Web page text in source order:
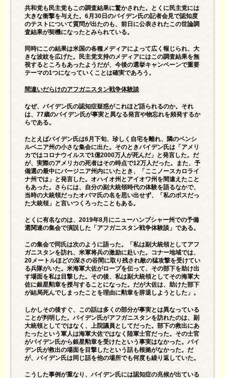
共和党も民主党もこの調査結果に驚かされた。とくに民主党には
大きな衝撃を与えた。6月30日のバイデン氏の記者会見で認知度
のテストについて質問が出たのも、前日に公表されたこの世論調
査結果が契機になったとみられている。
同時にこの結果は米国の各種メディアによって広く報じられ、大
きな波紋を広げた。民主党支持のメディアにはこの調査結果を無
視するところもあったようだが、今後の選挙キャンペーンで重要
テーマの1つになっていくことは確実であろう。
間違いだらけのアフガニスタン戦争体験談
なぜ、バイデン氏の認知症疑惑がこれほど語られるのか。それ
は、77歳のバイデン氏が事実と異なる発言や物忘れを頻発するか
らである。
たとえばバイデン氏は6月下旬、珍しく自宅を離れ、隣のペンシ
ルベニア州の小さな集会に出た。そのときバイデン氏は「アメリ
カではコロナウイルスで1億2000万人が死んだ」と発言した。だ
が、実際のアメリカの死者はその時点で12万人だった。また、予
備選の最中にバージニア州内にいたとき、「ここノースカロライ
ナ州では」と発言した。オハイオ州とアイオワ州を間違えたこと
もあった。さらには、自分の副大統領時代の体験を語るなかで、
当時の大統領だったオバマ氏の名を思い出せず、「私のボスだっ
た大統領」と言いつくろったこともある。
とくに有名なのは、2019年8月にニューハンプシャー州での予備
選関連の集会で演説した「アフガニスタン戦争体験談」である。
この集会で同氏は次のように語った。「私は副大統領としてアフ
ガニスタンを訪れ、米軍将兵の激励に赴いた。コナー地域では、
20メートルほどの深さの谷間に取り残され敵の猛攻撃を受けてい
る兵隊がいた。米海軍大佐がロープを伝って、その部下を助け出
す場面を私は目撃した。その後、私は副大統領としてその海軍大
佐に銀星勲章を授与することになった。だが大佐は、助けた部下
が結局死んでしまったことを理由に勲章を辞退しようとした」。
しかしその後すぐ、この話は多くの部分が事実とは異なっている
ことが判明した。バイデン氏がアフガニスタンを訪れたのは、副
大統領としてではなく、上院議員としてだった。部下の救出にあ
たったという軍人は海軍大佐ではなく陸軍士官だった。その士官
がバイデン氏から銀星勲章を受けたという事実はなかった。バイ
デン氏が救出の場面を目撃したという話も根拠がなかった。だ
が、バイデン氏は同じ話を他の場所でも何度も繰り返していた。
こうした事例が重なり、バイデン氏には認知症の兆候が出ている